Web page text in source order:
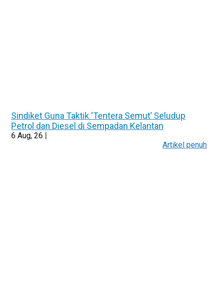
Sindiket Guna Taktik ‘Tentera Semut’ Seludup
Petrol dan Diesel di Sempadan Kelantan
6 Aug, 26 |
Artikel penuh